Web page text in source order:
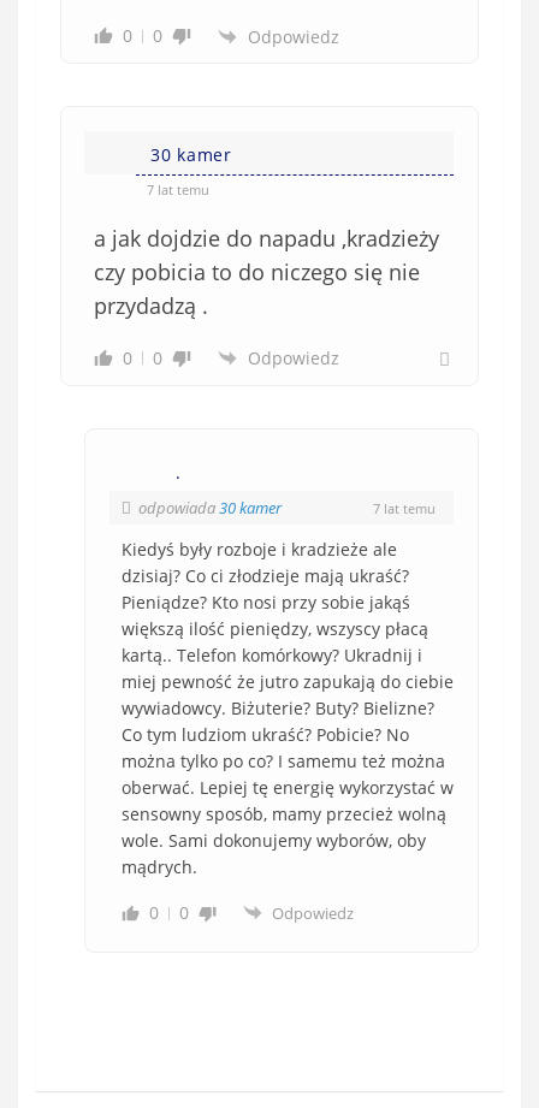
0 0 Odpowiedz
30 kamer
7 lat temu
a jak dojdzie do napadu ,kradzieży
czy pobicia to do niczego się nie
przydadzą .
0 0 Odpowiedz
.
odpowiada30 kamer 7 lat temu
Kiedyś były rozboje i kradzieże ale
dzisiaj? Co ci złodzieje mają ukraść?
Pieniądze? Kto nosi przy sobie jakąś
większą ilość pieniędzy, wszyscy płacą
kartą.. Telefon komórkowy? Ukradnij i
miej pewność że jutro zapukają do ciebie
wywiadowcy. Biżuterie? Buty? Bielizne?
Co tym ludziom ukraść? Pobicie? No
można tylko po co? I samemu też można
oberwać. Lepiej tę energię wykorzystać w
sensowny sposób, mamy przecież wolną
wole. Sami dokonujemy wyborów, oby
mądrych.
0
0 Odpowiedz